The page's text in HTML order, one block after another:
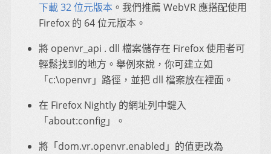
下載 32 位元版本。我們推薦 WebVR 應搭配使用
Firefox 的 64 位元版本。
將 openvr_api . dll 檔案儲存在 Firefox 使用者可
輕鬆找到的地方。舉例來說，你可建立如
「c:\openvr」路徑，並把 dll 檔案放在裡面。
在 Firefox Nightly 的網址列中鍵入
「about:config」。
將「dom.vr.openvr.enabled」的值更改為